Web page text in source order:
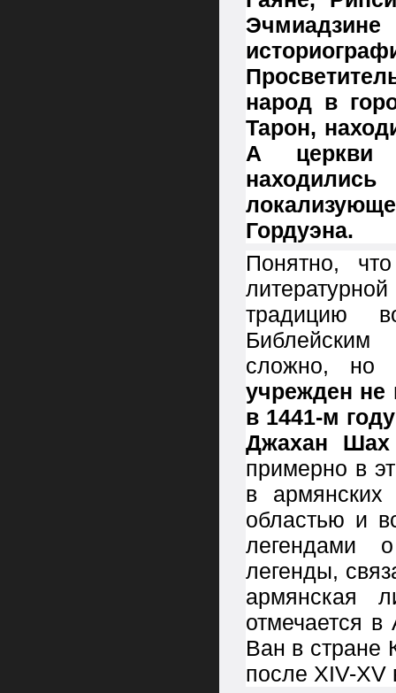
народ в
Тарон,
А церкви
Гордуэна.
Понятно,
традицию
сложно, но
учрежден не
в 1441-м
Джахан Шах
примерно в
в армянских
областью и
легендами
легенды,
армянская
отмечается
Ван в стране
после XIV-XV